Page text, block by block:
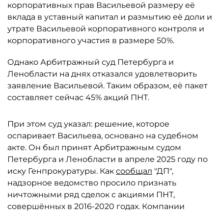
корпоративных прав Васильевой размеру её
вклада в уставный капитал и размытию её доли и
утрате Васильевой корпоративного контроля и
корпоративного участия в размере 50%.
Однако Арбитражный суд Петербурга и
Ленобласти на днях отказался удовлетворить
заявление Васильевой. Таким образом, её пакет
составляет сейчас 45% акций ПНТ.
При этом суд указал: решение, которое
оспаривает Васильева, основано на судебном
акте. Он был принят Арбитражным судом
Петербурга и Ленобласти в апреле 2025 году по
иску Генпрокуратуры. Как сообщал "ДП",
надзорное ведомство просило признать
ничтожными ряд сделок с акциями ПНТ,
совершённых в 2016-2020 годах. Компании